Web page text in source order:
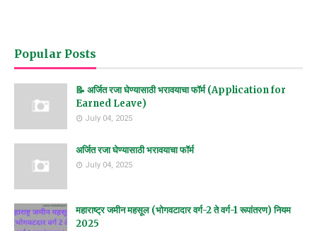
Popular Posts
📝 अर्जित रजा घेण्यासाठी भरावयाचा फॉर्म (Application for
Earned Leave)
July 04, 2025
अर्जित रजा घेण्यासाठी भरावयाचा फॉर्म
July 04, 2025
महाराष्ट्र जमीन महसूल (भोगवटादार वर्ग-2 ते वर्ग-1 रूपांतरण) नियम
2025